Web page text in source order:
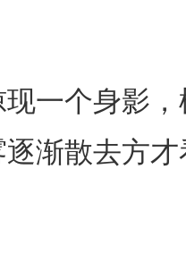
个身影，
渐散去方